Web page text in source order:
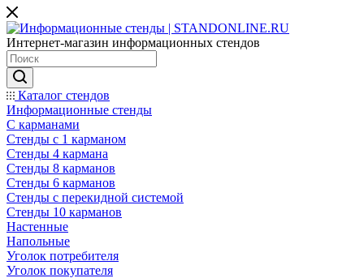
Интернет-магазин информационных стендов
Каталог стендов
Информационные стенды
С карманами
Стенды с 1 карманом
Стенды 4 кармана
Стенды 8 карманов
Стенды 6 карманов
Стенды с перекидной системой
Стенды 10 карманов
Настенные
Напольные
Уголок потребителя
Уголок покупателя